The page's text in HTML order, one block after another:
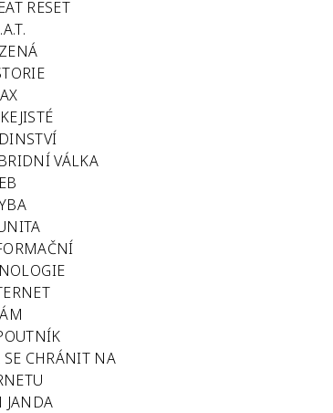
RESET
VÁLKA
SE CHRÁNIT NA
JANDA